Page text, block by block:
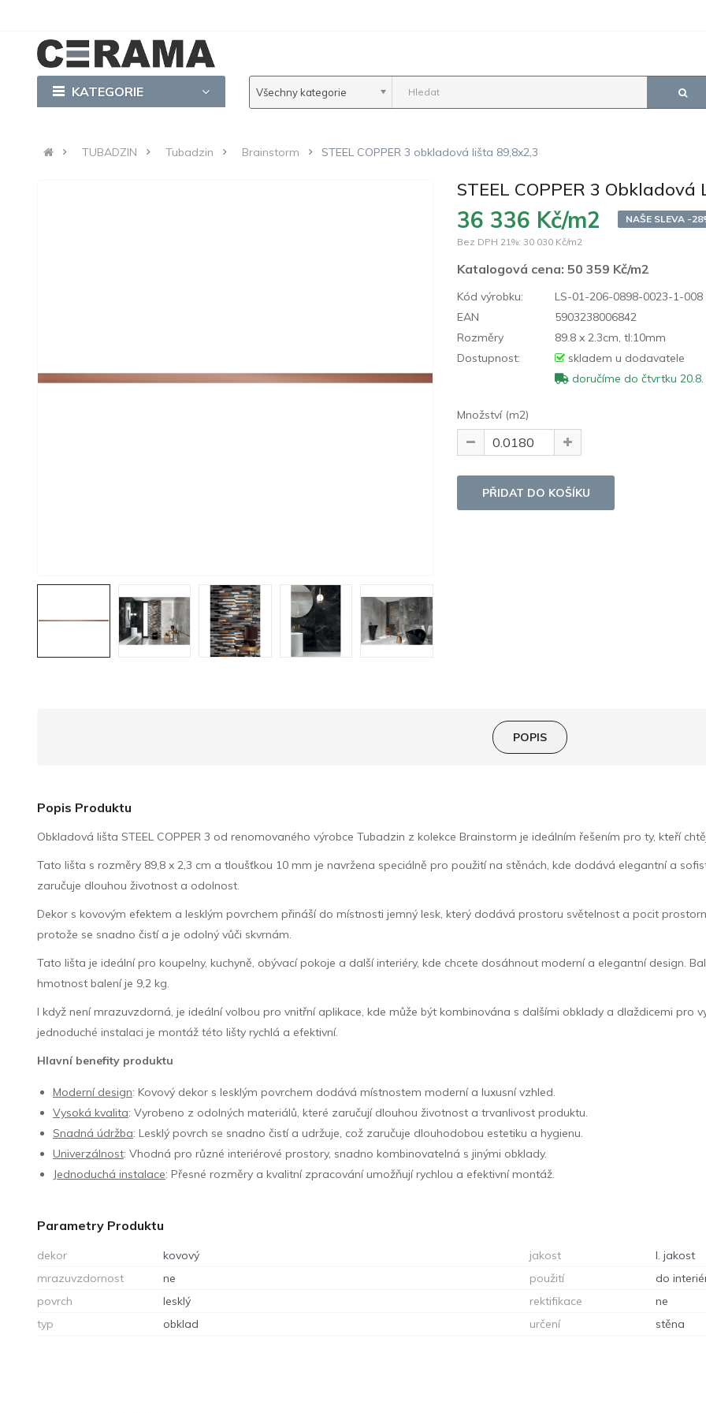
KATEGORIE Všechny kategorie
TUBADZIN Tubadzin Brainstorm STEEL COPPER 3 obkladová lišta 89,8x2,3
STEEL COPPER 3 Obkladová
36 336 Kč/m2
NAŠE SLEVA -
Bez DPH 21%: 30 030 Kč/m2
Katalogová cena:50 359 Kč/m2
Kód výrobku:
LS-01-206-0898-0023-1-008
EAN
5903238006842
Rozměry
89.8 x 2.3cm, tl:10mm
Dostupnost:
skladem u dodavatele
doručíme do čtvrtku 20.8.
Množství (m2)
POPIS
Popis Produktu
Obkladová lišta STEEL COPPER 3 od renomovaného výrobce Tubadzin z kolekce Brainstorm je ideálním řešením pro ty, kteří
Tato lišta s rozměry 89,8 x 2,3 cm a tloušťkou 10 mm je navržena speciálně pro použití na stěnách, kde dodává elegantní a
zaručuje dlouhou životnost a odolnost.
Dekor s kovovým efektem a lesklým povrchem přináší do místnosti jemný lesk, který dodává prostoru světelnost a pocit
protože se snadno čistí a je odolný vůči skvrnám.
Tato lišta je ideální pro koupelny, kuchyně, obývací pokoje a další interiéry, kde chcete dosáhnout moderní a elegantní design.
hmotnost balení je 9,2 kg.
I když není mrazuvzdorná, je ideální volbou pro vnitřní aplikace, kde může být kombinována s dalšími obklady a dlaždicemi pro
jednoduché instalaci je montáž této lišty rychlá a efektivní.
Hlavní benefity produktu
Moderní design: Kovový dekor s lesklým povrchem dodává místnostem moderní a luxusní vzhled.
Vysoká kvalita: Vyrobeno z odolných materiálů, které zaručují dlouhou životnost a trvanlivost produktu.
Snadná údržba: Lesklý povrch se snadno čistí a udržuje, což zaručuje dlouhodobou estetiku a hygienu.
Univerzálnost: Vhodná pro různé interiérové prostory, snadno kombinovatelná s jinými obklady.
Jednoduchá instalace: Přesné rozměry a kvalitní zpracování umožňují rychlou a efektivní montáž.
Parametry Produktu
dekor kovový jakost
I. jakost
mrazuvzdornost
ne použití
do
povrch
lesklý rektifikace
ne
typ
obklad určení stěna